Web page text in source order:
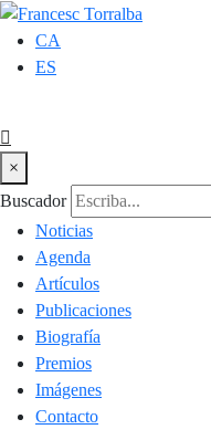
CA
ES
×
Buscador
Noticias
Agenda
Artículos
Publicaciones
Biografía
Premios
Imágenes
Contacto